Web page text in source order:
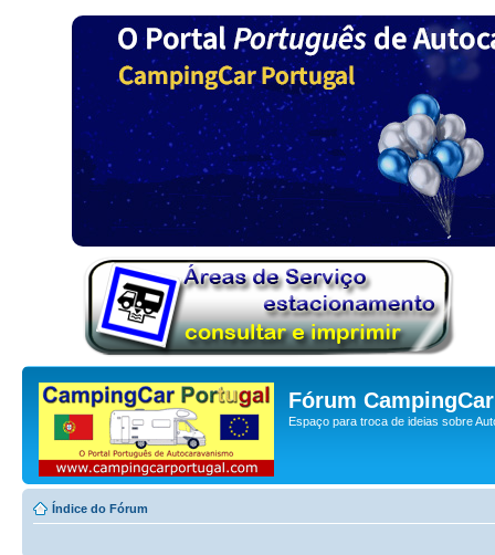
Fórum
Espaço para troca de ideias sobre
Índice do Fórum